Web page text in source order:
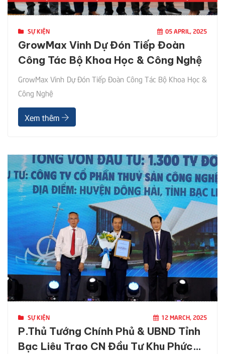
SỰ KIỆN 05 APRIL, 2025
GrowMax Vinh Dự Đón Tiếp Đoàn
Công Tác Bộ Khoa Học & Công Nghệ
GrowMax Vinh Dự Đón Tiếp Đoàn Công Tác Bộ Khoa Học &
Công Nghệ
Xem thêm
SỰ KIỆN 12 MARCH, 2025
P.Thủ Tướng Chính Phủ & UBND Tỉnh
Bạc Liêu Trao CN Đầu Tư Khu Phức